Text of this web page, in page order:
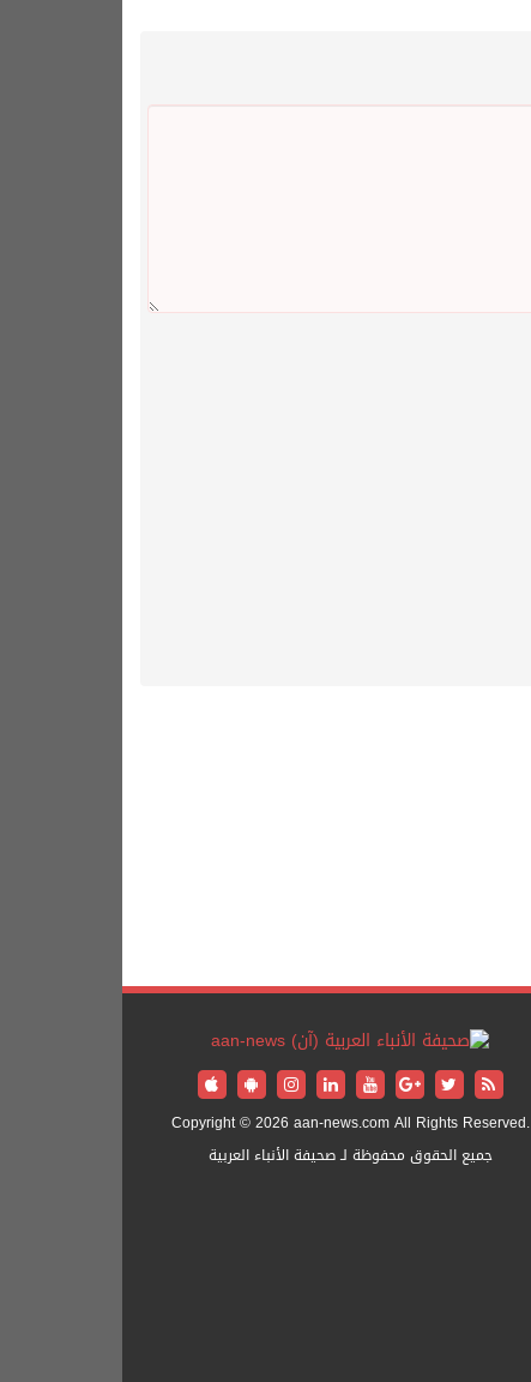
Copyright © 2026 aan-news.com All Rights Reserved.
جميع الحقوق محفوظة لـ صحيفة الأنباء العربية